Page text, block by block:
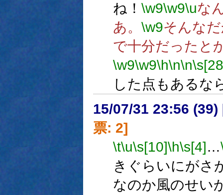
ね！ \w9\w9\uな
あ。 \w9そんな
で十分だったと
\w9\w9\h\n\n
した点もあるな
15/07/31 23:56 (39)
票: 2]
\t\u\s[10]\h\s[4] …
きぐらいにがさ
なのか風のせい